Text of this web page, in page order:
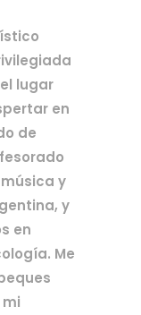
lugar
en
de
y
y
en
Me